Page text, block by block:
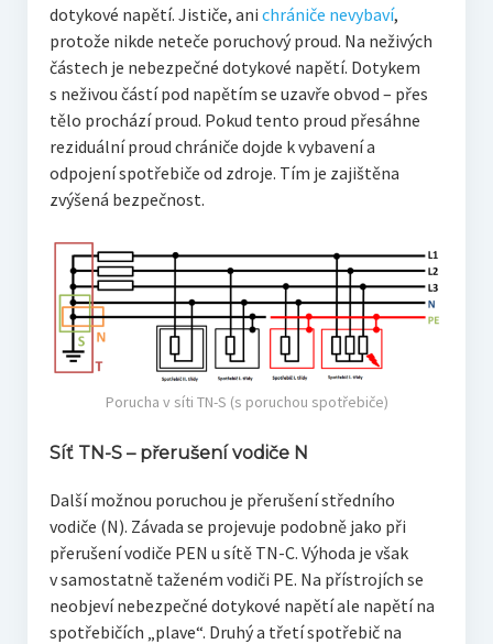
dotykové napětí. Jističe, ani chrániče nevybaví,
protože nikde neteče poruchový proud. Na neživých
částech je nebezpečné dotykové napětí. Dotykem
s neživou částí pod napětím se uzavře obvod – přes
tělo prochází proud. Pokud tento proud přesáhne
reziduální proud chrániče dojde k vybavení a
odpojení spotřebiče od zdroje. Tím je zajištěna
zvýšená bezpečnost.
Porucha v síti TN-S (s poruchou spotřebiče)
Síť TN-S – přerušení vodiče N
Další možnou poruchou je přerušení středního
vodiče (N). Závada se projevuje podobně jako při
přerušení vodiče PEN u sítě TN-C. Výhoda je však
v samostatně taženém vodiči PE. Na přístrojích se
neobjeví nebezpečné dotykové napětí ale napětí na
spotřebičích „plave“. Druhý a třetí spotřebič na